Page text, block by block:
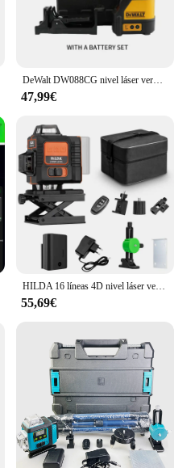
DeWalt DW088CG nivel láser verde 2 líneas de alta precisión interior y exterior Cruz Vertical instrumento de medición de nivel recargable
47,99€
HILDA 16 líneas 4D nivel láser verde ultra fuerte con pantalla de batería autonivelante 360 Cruz Horizontal y Vertical regalo para hombres
55,69€